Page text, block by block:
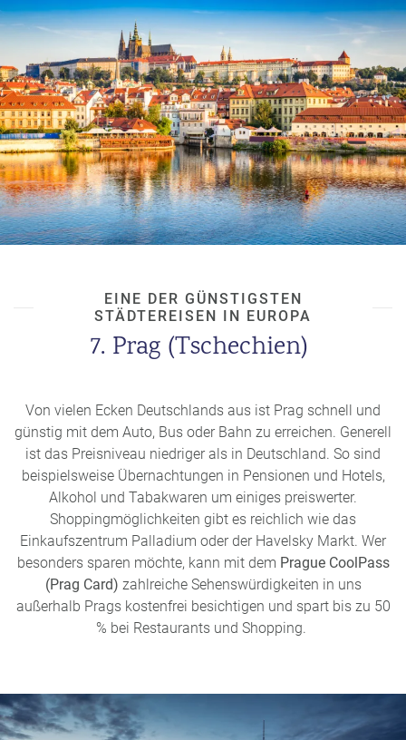
EINE DER GÜNSTIGSTEN
STÄDTEREISEN IN EUROPA
7. Prag (Tschechien)
Von vielen Ecken Deutschlands aus ist Prag schnell und
günstig mit dem Auto, Bus oder Bahn zu erreichen. Generell
ist das Preisniveau niedriger als in Deutschland. So sind
beispielsweise Übernachtungen in Pensionen und Hotels,
Alkohol und Tabakwaren um einiges preiswerter.
Shoppingmöglichkeiten gibt es reichlich wie das
Einkaufszentrum Palladium oder der Havelsky Markt. Wer
besonders sparen möchte, kann mit dem Prague CoolPass
(Prag Card) zahlreiche Sehenswürdigkeiten in uns
außerhalb Prags kostenfrei besichtigen und spart bis zu 50
% bei Restaurants und Shopping.